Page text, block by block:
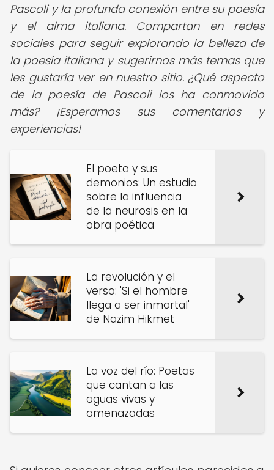
Pascoli y la profunda conexión entre su poesía
y el alma italiana. Compartan en redes
sociales para seguir explorando la belleza de
la poesía italiana y sugerirnos más temas que
les gustaría ver en nuestro sitio. ¿Qué aspecto
de la poesía de Pascoli los ha conmovido
más? ¡Esperamos sus comentarios y
experiencias!
El poeta y sus
demonios: Un estudio
sobre la influencia
de la neurosis en la
obra poética
La revolución y el
verso: 'Si el hombre
llega a ser inmortal'
de Nazim Hikmet
La voz del río: Poetas
que cantan a las
aguas vivas y
amenazadas